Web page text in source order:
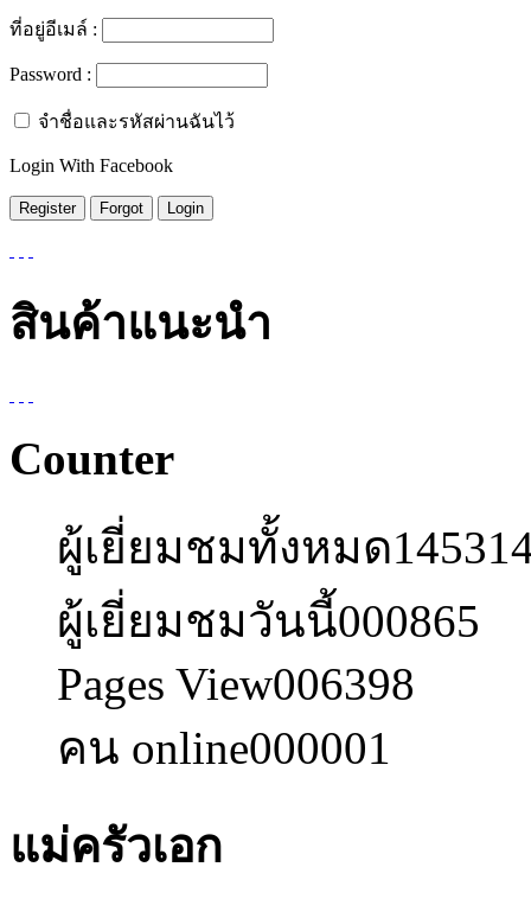
ที่อยู่อีเมล์ :
Password :
จำชื่อและรหัสผ่านฉันไว้
Login With Facebook
สินค้าแนะนำ
Counter
ผู้เยี่ยมชมทั้งหมด
ผู้เยี่ยมชมวันนี้000865
Pages View006398
คน online000001
แม่ครัวเอก